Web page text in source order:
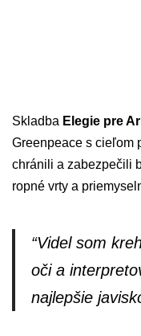
Skladba Elegie pre
Greenpeace s cieľom
chránili a zabezpečili
ropné vrty a
“Videl som
oči a
najlepšie